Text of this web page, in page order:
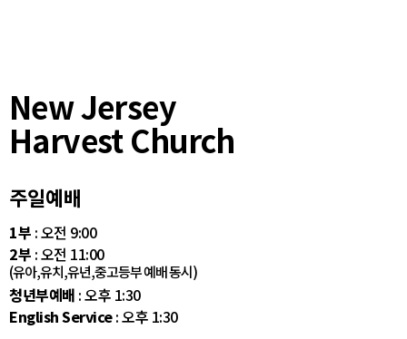
New Jersey
Harvest Church
주일예배
1부 : 오전 9:00
2부 : 오전 11:00
(유아,유치,유년,중고등부 예배 동시)
청년부예배 : 오후 1:30
English Service: 오후 1:30